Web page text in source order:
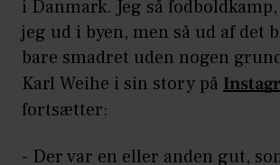
i Danmark. Jeg så
jeg ud i byen, men så ud af det
bare smadret uden nogen
Karl Weihe i sin story på
fortsætter:
- Der var en eller anden gut,